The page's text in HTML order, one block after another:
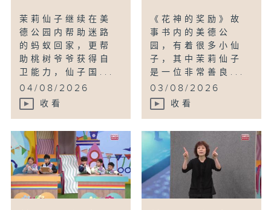
茉莉仙子继续在美
德公园内帮助迷路
的蚂蚁回家，更帮
助桃树爷爷获得自
卫能力，仙子国...
04/08/2026
收看
《花神的奖励》故
事书内的美德公
园，有着很多小仙
子，其中茉莉仙子
是一位非常善良...
03/08/2026
收看